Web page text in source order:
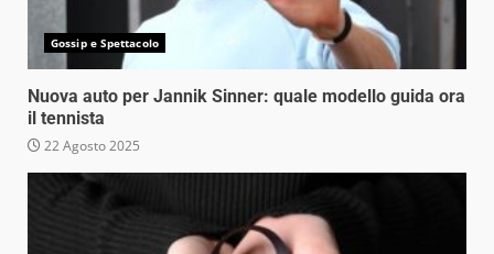
Gossip e Spettacolo
Nuova auto per Jannik Sinner: quale modello guida ora
il tennista
22 Agosto 2025